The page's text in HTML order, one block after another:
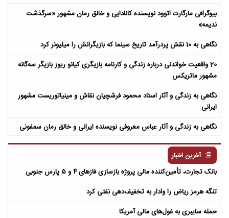
بیوگرافی مارگارت اتوود نویسنده کانادایی و خالق رمان مشهور «سرگذشت
ندیمه»
نگاهی به 10 نقش پردرآمد تاریخ سینما که بازیگرانش را میلیونر کرد
20 واقعیت خواندنی درباره زندگی و کارنامه بازیگری کیانو ریوز بازیگر سه‌گانه
مشهور ماتریکس
نگاهی به زندگی و آثار استاد محمود فرشچیان نقاش و مینیاتوریست مشهور
ایرانی
نگاهی به زندگی و آثار عباس معروفی نویسنده ایرانی و خالق رمان سمفونی
آخرین اخبار
بانک تجارت، تأمین‌کننده مالی پروژه بازسازی فازهای ۴ و ۵ پارس جنوبی
تنگه هرمز ریاض را وادار به تخفیف‌دهی نفتی کرد
حمله سایبری به غول‌های مالی آمریکا